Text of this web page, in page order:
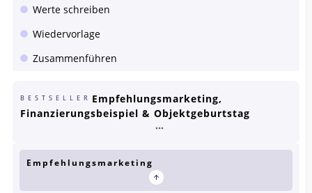
Werte schreiben
Wiedervorlage
Zusammenführen
BESTSELLER Empfehlungsmarketing,
Finanzierungsbeispiel & Objektgeburtstag
Empfehlungsmarketing